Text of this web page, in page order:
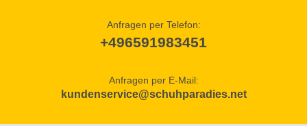
Anfragen per Telefon:
+496591983451
Anfragen per E-Mail:
kundenservice@schuhparadies.net